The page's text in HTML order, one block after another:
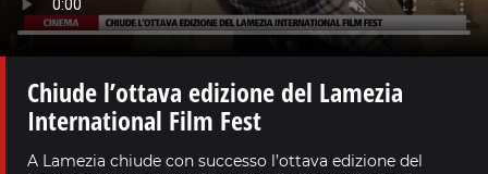
Chiude l’ottava edizione del Lamezia
International Film Fest
A Lamezia chiude con successo l’ottava edizione del